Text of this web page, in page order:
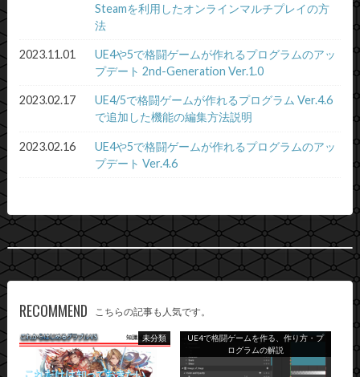
Steamを利用したオンラインマルチプレイの方
法
2023.11.01
UE4や5で格闘ゲームが作れるプログラムのアッ
プデート 2nd-Generation Ver.1.0
2023.02.17
UE4/5で格闘ゲームが作れるプログラム Ver.4.6
で追加した機能の編集方法説明
2023.02.16
UE4や5で格闘ゲームが作れるプログラムのアッ
プデート Ver.4.6
RECOMMEND こちらの記事も人気です。
未分類
UE4で格闘ゲームを作る、作り方・プ
ログラムの解説